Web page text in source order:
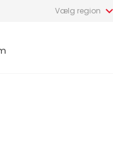
Vælg region